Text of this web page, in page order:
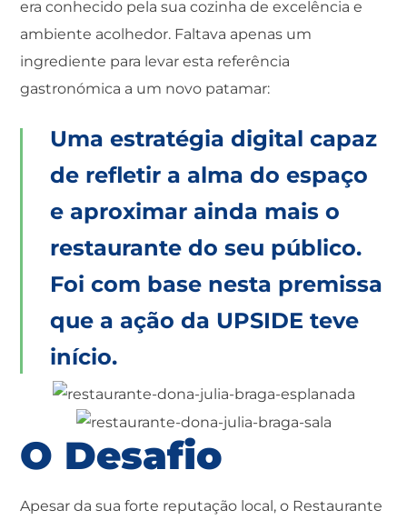
era conhecido pela sua cozinha de excelência e
ambiente acolhedor. Faltava apenas um
ingrediente para levar esta referência
gastronómica a um novo patamar:
Uma estratégia digital capaz
de refletir a alma do espaço
e aproximar ainda mais o
restaurante do seu público.
Foi com base nesta premissa
que a ação da UPSIDE teve
início.
O Desafio
Apesar da sua forte reputação local, o Restaurante